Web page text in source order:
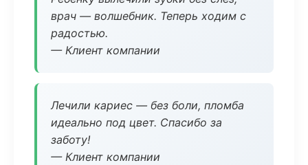
врач — волшебник. Теперь ходим с
радостью.
— Клиент компании
Лечили кариес — без боли, пломба
идеально под цвет. Спасибо за
заботу!
— Клиент компании